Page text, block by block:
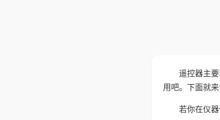
遥控器主
用吧。下面就
若你在仪